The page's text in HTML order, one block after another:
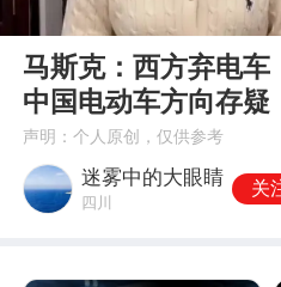
00:00
马斯克：西方弃电车
中国电动车方向存疑
声明：个人原创，仅供参考
迷雾中的大眼睛
四川
关